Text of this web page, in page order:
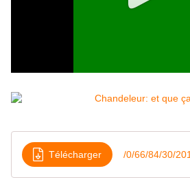
Télécharger